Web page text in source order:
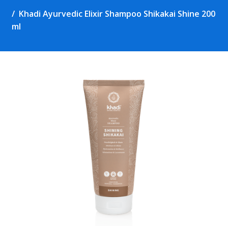
Khadi Ayurvedic Elixir Shampoo Shikakai Shine 200
ml